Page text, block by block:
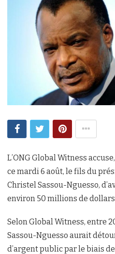
L’ONG Global Witness
ce mardi 6 août, le fils du
Christel Sassou-Nguesso,
environ 50 millions de
Selon Global Witness, entre
Sassou-Nguesso aurait
d’argent public par le biais